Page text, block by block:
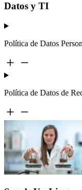
Datos y TI
Política de Datos
Política de Datos de